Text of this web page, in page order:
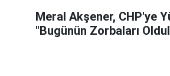
Meral Akşener, CHP'ye
"Bugünün Zorbaları